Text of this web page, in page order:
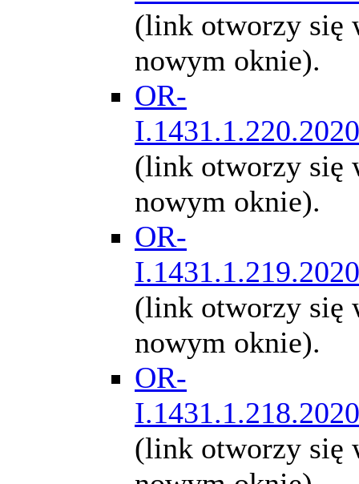
(link otworzy się
nowym oknie).
OR-
I.1431.1.220.2020
(link otworzy się
nowym oknie).
OR-
I.1431.1.219.2020
(link otworzy się
nowym oknie).
OR-
I.1431.1.218.2020
(link otworzy się